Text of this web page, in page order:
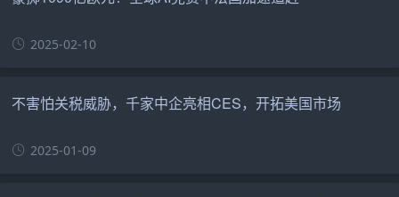
2025-02-10
不害怕关税威胁，千家中企亮相CES，开拓美国市场
2025-01-09